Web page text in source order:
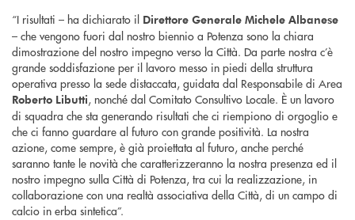
“I risultati – ha dichiarato il Direttore Generale Michele Albanese
– che vengono fuori dal nostro biennio a Potenza sono la chiara
dimostrazione del nostro impegno verso la Città. Da parte nostra c’è
grande soddisfazione per il lavoro messo in piedi della struttura
operativa presso la sede distaccata, guidata dal Responsabile di Area
Roberto Libutti, nonché dal Comitato Consultivo Locale. È un lavoro
di squadra che sta generando risultati che ci riempiono di orgoglio e
che ci fanno guardare al futuro con grande positività. La nostra
azione, come sempre, è già proiettata al futuro, anche perché
saranno tante le novità che caratterizzeranno la nostra presenza ed il
nostro impegno sulla Città di Potenza, tra cui la realizzazione, in
collaborazione con una realtà associativa della Città, di un campo di
calcio in erba sintetica”.